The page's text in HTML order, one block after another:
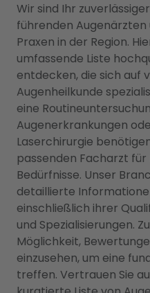
Wir sind Ihr
führenden
Praxen in der Region.
umfassende Liste
entdecken, die sich auf
Augenheilkunde
eine
Augenerkrankungen
Laserchirurgie
passenden Facharzt für
Bedürfnisse. Unser
detaillierte
einschließlich ihrer
und Spezialisierungen.
Möglichkeit,
einzusehen, um eine
treffen. Vertrauen Sie